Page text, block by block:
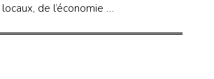
de l’économie …